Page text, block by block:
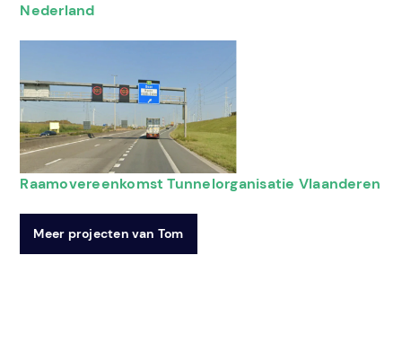
Nederland
Raamovereenkomst Tunnelorganisatie Vlaanderen
Meer projecten van Tom